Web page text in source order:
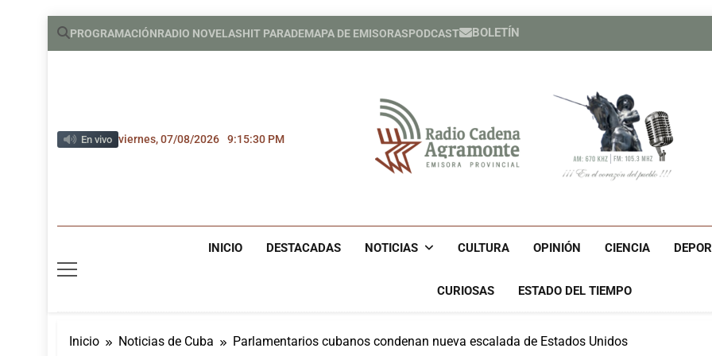
Saltar
PROGRAMACIÓNRADIO NOVELASHIT PARADEMAPA DE EMISORASPODCAST BOLETÍN
Héroe
Héroe
España
En vivo viernes, 07/08/2026 9:15:32 PM
Radio Cadena
INICIO DESTACADAS NOTICIAS CULTURA OPINIÓN CIENCIA
CURIOSAS ESTADO DEL TIEMPO
Inicio Noticias de Cuba Parlamentarios cubanos condenan nueva escalada de Estados Unidos